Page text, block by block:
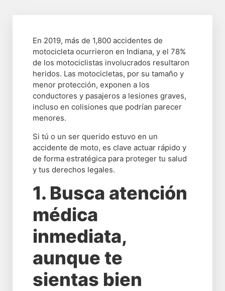
En 2019, más de 1,800 accidentes de
motocicleta ocurrieron en Indiana, y el 78%
de los motociclistas involucrados resultaron
heridos. Las motocicletas, por su tamaño y
menor protección, exponen a los
conductores y pasajeros a lesiones graves,
incluso en colisiones que podrían parecer
menores.
Si tú o un ser querido estuvo en un
accidente de moto, es clave actuar rápido y
de forma estratégica para proteger tu salud
y tus derechos legales.
1. Busca atención
médica
inmediata,
aunque te
sientas bien